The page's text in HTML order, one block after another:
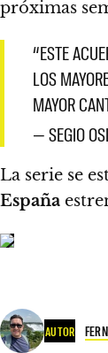
próximas
“ESTE
LOS
MAYOR
— SEGIO
La serie se
España
AUTOR